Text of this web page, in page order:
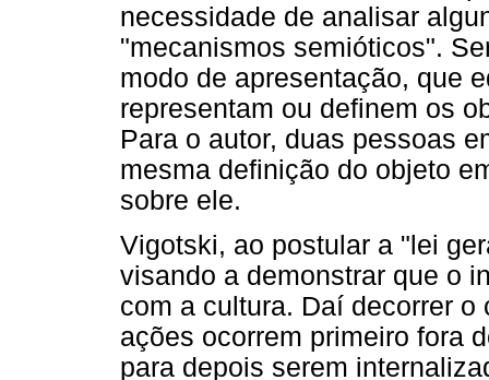
necessidade de analisar
"mecanismos semióticos".
modo de apresentação, que
representam ou definem os
Para o autor, duas pessoas
mesma definição do objeto
sobre ele.
Vigotski, ao postular a "lei
visando a demonstrar que o
com a cultura. Daí decorrer
ações ocorrem primeiro fora
para depois serem